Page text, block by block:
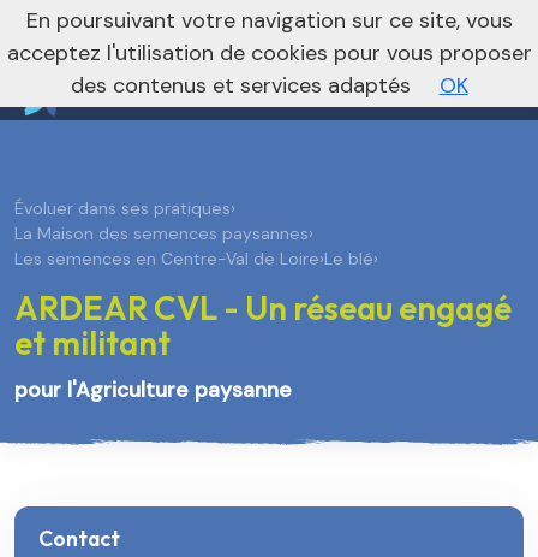
Je m’abonne à la newsletter foncière Vers le site national
nivo_2026: 1
Évoluer dans ses pratiques›
La Maison des semences paysannes›
Les semences en Centre-Val de Loire›Le blé›
ARDEAR CVL - Un réseau engagé
et militant
pour l'Agriculture paysanne
Contact
En poursuivant votre navigation sur ce site, vous
acceptez l'utilisation de cookies pour vous proposer
des contenus et services adaptés
OK